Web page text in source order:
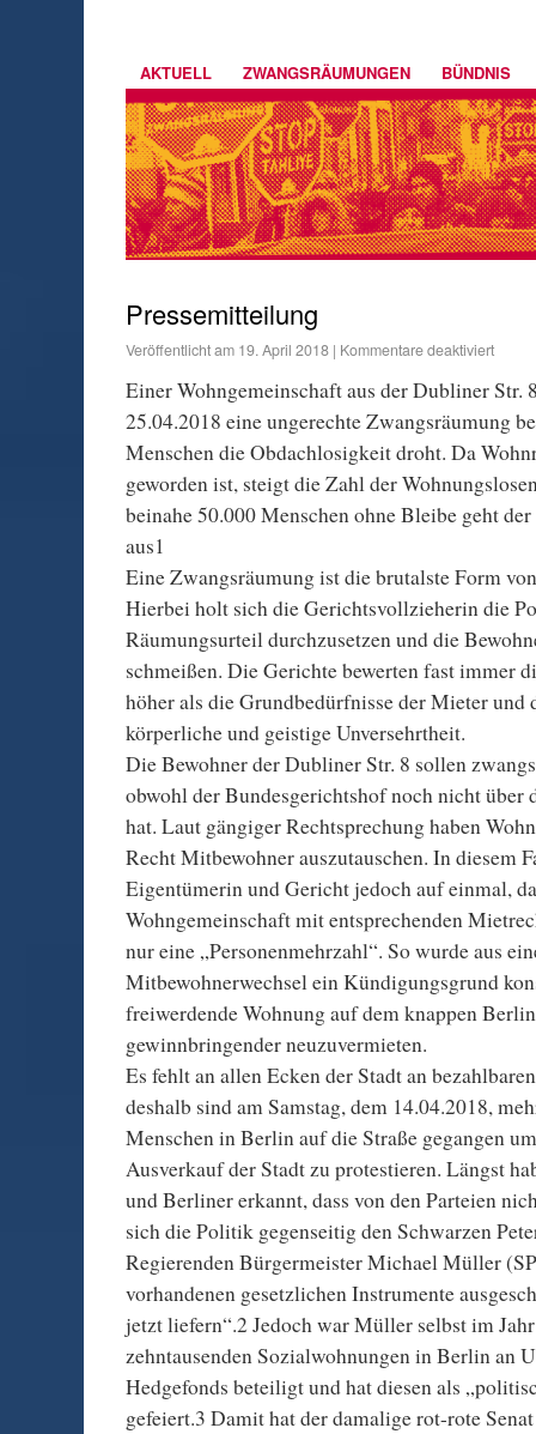
AKTUELL ZWANGSRÄUMUNGEN BÜNDNIS
Pressemitteilung
Veröffentlicht am 19. April 2018 | Kommentare deaktiviert
Einer Wohngemeinschaft aus der Dubliner Str.
25.04.2018 eine ungerechte Zwangsräumung
Menschen die Obdachlosigkeit droht. Da
geworden ist, steigt die Zahl der
beinahe 50.000 Menschen ohne Bleibe geht
aus1
Eine Zwangsräumung ist die brutalste Form
Hierbei holt sich die Gerichtsvollzieherin die
Räumungsurteil durchzusetzen und die
schmeißen. Die Gerichte bewerten fast immer
höher als die Grundbedürfnisse der Mieter und
körperliche und geistige Unversehrtheit.
Die Bewohner der Dubliner Str. 8 sollen
obwohl der Bundesgerichtshof noch nicht über
hat. Laut gängiger Rechtsprechung haben
Recht Mitbewohner auszutauschen. In diesem
Eigentümerin und Gericht jedoch auf einmal,
Wohngemeinschaft mit entsprechenden
nur eine „Personenmehrzahl“. So wurde aus
Mitbewohnerwechsel ein Kündigungsgrund
freiwerdende Wohnung auf dem knappen
gewinnbringender neuzuvermieten.
Es fehlt an allen Ecken der Stadt an
deshalb sind am Samstag, dem 14.04.2018,
Menschen in Berlin auf die Straße gegangen
Ausverkauf der Stadt zu protestieren. Längst
und Berliner erkannt, dass von den Parteien
sich die Politik gegenseitig den Schwarzen
Regierenden Bürgermeister Michael Müller
vorhandenen gesetzlichen Instrumente
jetzt liefern“.2 Jedoch war Müller selbst im
zehntausenden Sozialwohnungen in Berlin an
Hedgefonds beteiligt und hat diesen als
gefeiert.3 Damit hat der damalige rot-rote